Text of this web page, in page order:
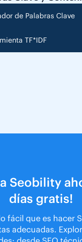
de Palabras Clave
TF*IDF
Seobility
días gratis!
fácil que es hacer
adecuadas.